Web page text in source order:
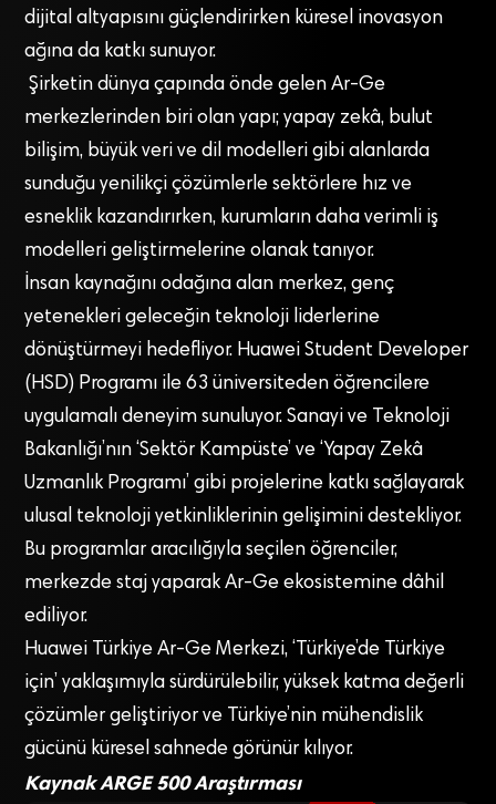
dijital altyapısını güçlendirirken küresel inovasyon
ağına da katkı sunuyor.
Şirketin dünya çapında önde gelen Ar-Ge
merkezlerinden biri olan yapı; yapay zekâ, bulut
bilişim, büyük veri ve dil modelleri gibi alanlarda
sunduğu yenilikçi çözümlerle sektörlere hız ve
esneklik kazandırırken, kurumların daha verimli iş
modelleri geliştirmelerine olanak tanıyor.
İnsan kaynağını odağına alan merkez, genç
yetenekleri geleceğin teknoloji liderlerine
dönüştürmeyi hedefliyor. Huawei Student Developer
(HSD) Programı ile 63 üniversiteden öğrencilere
uygulamalı deneyim sunuluyor. Sanayi ve Teknoloji
Bakanlığı’nın ‘Sektör Kampüste’ ve ‘Yapay Zekâ
Uzmanlık Programı’ gibi projelerine katkı sağlayarak
ulusal teknoloji yetkinliklerinin gelişimini destekliyor.
Bu programlar aracılığıyla seçilen öğrenciler,
merkezde staj yaparak Ar-Ge ekosistemine dâhil
ediliyor.
Huawei Türkiye Ar-Ge Merkezi, ‘Türkiye’de Türkiye
için’ yaklaşımıyla sürdürülebilir, yüksek katma değerli
çözümler geliştiriyor ve Türkiye’nin mühendislik
gücünü küresel sahnede görünür kılıyor.
Kaynak ARGE 500 Araştırması